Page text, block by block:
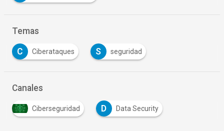
Temas
C Ciberataques S seguridad
Canales
Ciberseguridad D Data Security